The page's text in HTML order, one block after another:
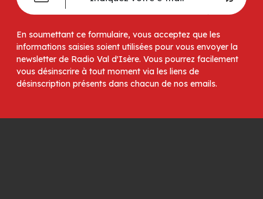
En soumettant ce formulaire, vous acceptez que les
informations saisies soient utilisées pour vous envoyer la
newsletter de Radio Val d'Isère. Vous pourrez facilement
vous désinscrire à tout moment via les liens de
désinscription présents dans chacun de nos emails.